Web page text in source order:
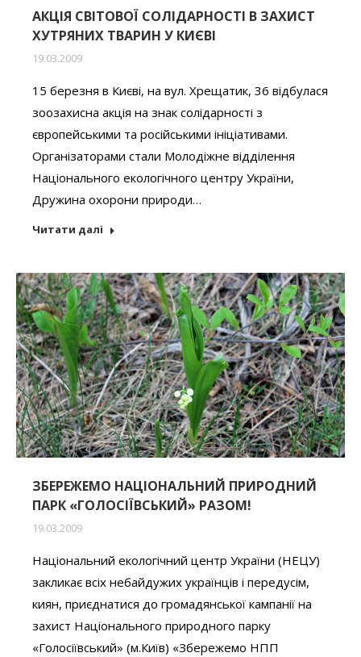
АКЦІЯ СВІТОВОЇ СОЛІДАРНОСТІ В ЗАХИСТ
ХУТРЯНИХ ТВАРИН У КИЄВІ
19.03.2009
15 березня в Києві, на вул. Хрещатик, 36 відбулася
зоозахисна акція на знак солідарності з
європейськими та російськими ініціативами.
Організаторами стали Молодіжне відділення
Національного екологічного центру України,
Дружина охорони природи…
Читати далі
ЗБЕРЕЖЕМО НАЦІОНАЛЬНИЙ ПРИРОДНИЙ
ПАРК «ГОЛОСІЇВСЬКИЙ» РАЗОМ!
19.03.2009
Національний екологічний центр України (НЕЦУ)
закликає всіх небайдужих українців і передусім,
киян, приєднатися до громадянської кампанії на
захист Національного природного парку
«Голосіївський» (м.Київ) «Збережемо НПП